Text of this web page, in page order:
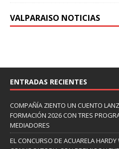
VALPARAISO NOTICIAS
ENTRADAS RECIENTES
COMPAÑÍA ZIENTO UN CUENTO
FORMACIÓN 2026 CON TRES
MEDIADORES
EL CONCURSO DE ACUARELA